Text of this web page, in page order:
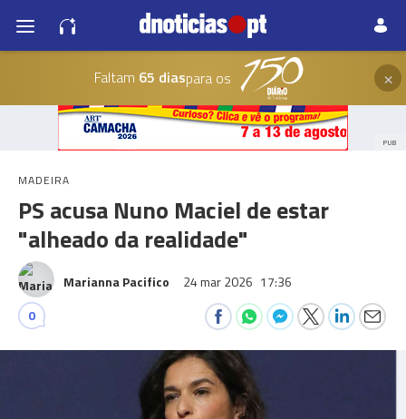
Faltam 65 diaspara os ×
PUB
MADEIRA
PS acusa Nuno Maciel de estar
"alheado da realidade"
Marianna Pacifico 24 mar 2026 17:36
0